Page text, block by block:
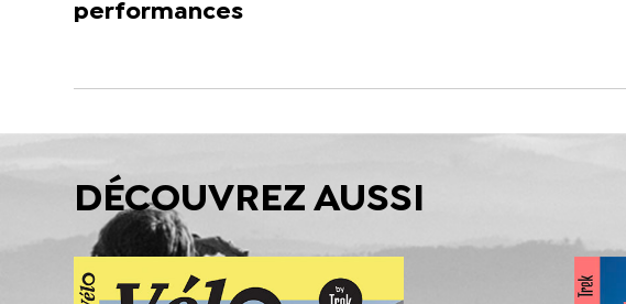
performances
DÉCOUVREZ AUSSI